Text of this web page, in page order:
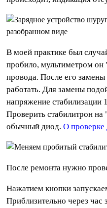
В моей практике был
пробило, мультиметром он
провода. После его замены
работать. Для замены
напряжение стабилизации
Проверить стабилитрон
обычный диод.О проверке
После ремонта нужно
Нажатием кнопки
Приблизительно через час